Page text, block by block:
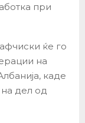
при
ќе го
на
каде
дел од